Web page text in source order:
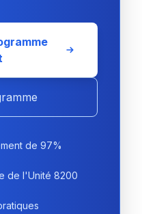
de 97%
de l'Unité 8200